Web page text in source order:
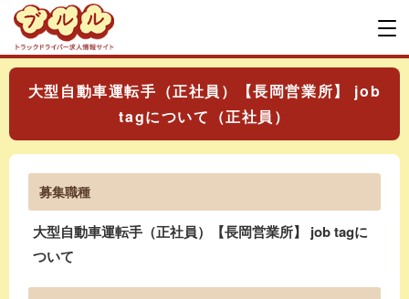
大型自動車運転手（正社員）【長岡営業所】 job
tagについて（正社員）
募集職種
大型自動車運転手（正社員）【長岡営業所】 job tagに
ついて